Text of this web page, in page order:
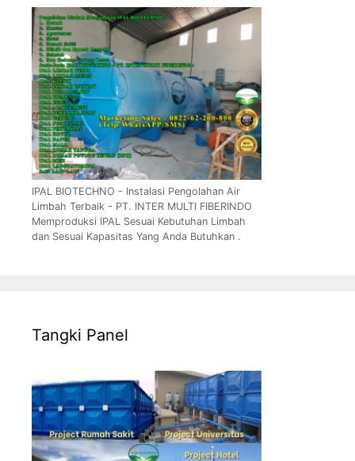
IPAL BIOTECHNO - Instalasi Pengolahan Air
Limbah Terbaik - PT. INTER MULTI FIBERINDO
Memproduksi IPAL Sesuai Kebutuhan Limbah
dan Sesuai Kapasitas Yang Anda Butuhkan .
Tangki Panel